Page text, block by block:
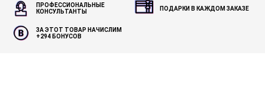
ПРОФЕССИОНАЛЬНЫЕ
КОНСУЛЬТАНТЫ
ПОДАРКИ В КАЖДОМ ЗАКАЗЕ
ЗА ЭТОТ ТОВАР НАЧИСЛИМ
+294БОНУСОВ